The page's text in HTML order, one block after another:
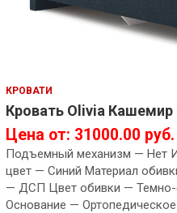
КРОВАТИ
Кровать Olivia Кашемир
Цена от: 31000.00 руб.
Подъемный механизм — Нет
цвет — Синий Материал
— ДСП Цвет обивки — Темно-
Основание —